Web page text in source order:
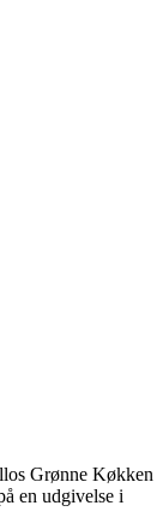
Grønne Køkken
en udgivelse i